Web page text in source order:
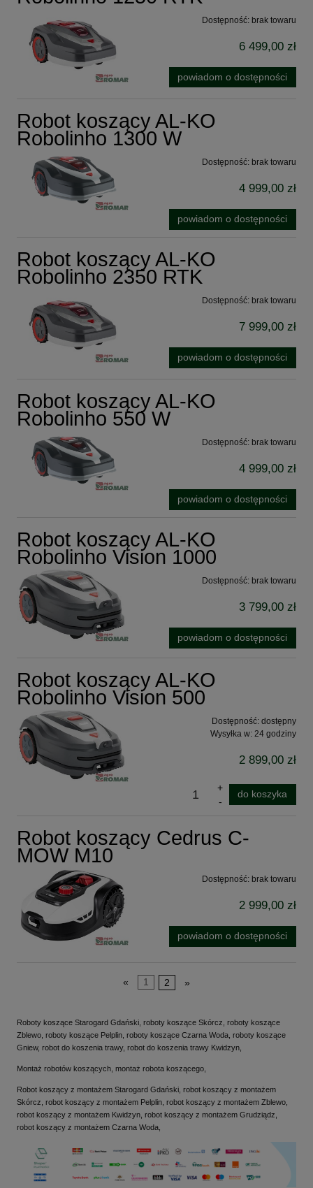
Dostępność: brak towaru
6 499,00 zł
powiadom o dostępności
Robot koszący AL-KO
Robolinho 1300 W
Dostępność: brak towaru
4 999,00 zł
powiadom o dostępności
Robot koszący AL-KO
Robolinho 2350 RTK
Dostępność: brak towaru
7 999,00 zł
powiadom o dostępności
Robot koszący AL-KO
Robolinho 550 W
Dostępność: brak towaru
4 999,00 zł
powiadom o dostępności
Robot koszący AL-KO
Robolinho Vision 1000
Dostępność: brak towaru
3 799,00 zł
powiadom o dostępności
Robot koszący AL-KO
Robolinho Vision 500
Dostępność: dostępny
Wysyłka w: 24 godziny
2 899,00 zł
do koszyka
Robot koszący Cedrus C-
MOW M10
Dostępność: brak towaru
2 999,00 zł
powiadom o dostępności
« 1 2 »
Roboty koszące Starogard Gdański, roboty koszące Skórcz, roboty koszące
Zblewo, roboty koszące Pelplin, roboty koszące Czarna Woda, roboty koszące
Gniew, robot do koszenia trawy, robot do koszenia trawy Kwidzyn,
Montaż robotów koszących, montaż robota koszącego,
Robot koszący z montażem Starogard Gdański, robot koszący z montażem
Skórcz, robot koszący z montażem Pelplin, robot koszący z montażem Zblewo,
robot koszący z montażem Kwidzyn, robot koszący z montażem Grudziądz,
robot koszący z montażem Czarna Woda,